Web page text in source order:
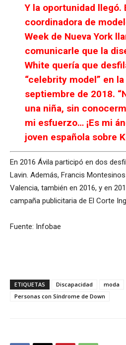
Y la oportunidad llegó.
coordinadora de
Week de Nueva York
comunicarle que la
White quería que
“celebrity model” en
septiembre de 2018.
una niña, sin
mi esfuerzo… ¡Es mi
joven española sobre
En 2016 Ávila participó en dos
Lavin. Además, Francis
Valencia, también en 2016, y en
campaña publicitaria de El Corte
Fuente: Infobae
ETIQUETAS Discapacidad
moda
Personas con Síndrome de Down